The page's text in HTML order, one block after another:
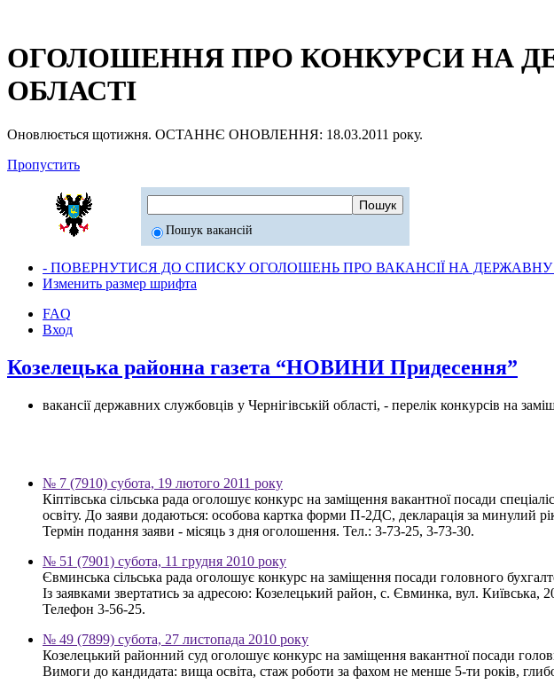
ОГОЛОШЕННЯ ПРО КОНКУРСИ НА
ОБЛАСТІ
Оновлюється щотижня. ОСТАННЄ ОНОВЛЕННЯ: 18.03.2011 року.
Пропустить
Пошук вакансій
- ПОВЕРНУТИСЯ ДО СПИСКУ ОГОЛОШЕНЬ ПРО ВАКАНСІЇ НА ДЕРЖАВНУ
Изменить размер шрифта
FAQ
Вход
Козелецька районна газета “НОВИНИ Придесення”
вакансії державних службовців у Чернігівській області, - перелік конкурсів на
№ 7 (7910) субота, 19 лютого 2011 року
Кіптівська сільська рада оголошує конкурс на заміщення вакантної посади
освіту. До заяви додаються: особова картка форми П-2ДС, декларація за минулий
Термін подання заяви - місяць з дня оголошення. Тел.: 3-73-25, 3-73-30.
№ 51 (7901) субота, 11 грудня 2010 року
Євминська сільська рада оголошує конкурс на заміщення посади головного
Із заявками звертатись за адресою: Козелецький район, с. Євминка, вул. Київська,
Телефон 3-56-25.
№ 49 (7899) субота, 27 листопада 2010 року
Козелецький районний суд оголошує конкурс на заміщення вакантної посади
Вимоги до кандидата: вища освіта, стаж роботи за фахом не менше 5-ти років,